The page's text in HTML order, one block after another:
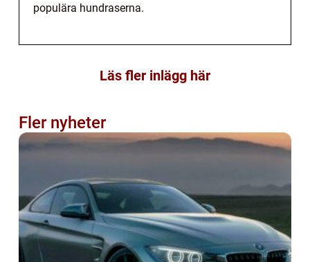
populära hundraserna.
Läs fler inlägg här
Fler nyheter